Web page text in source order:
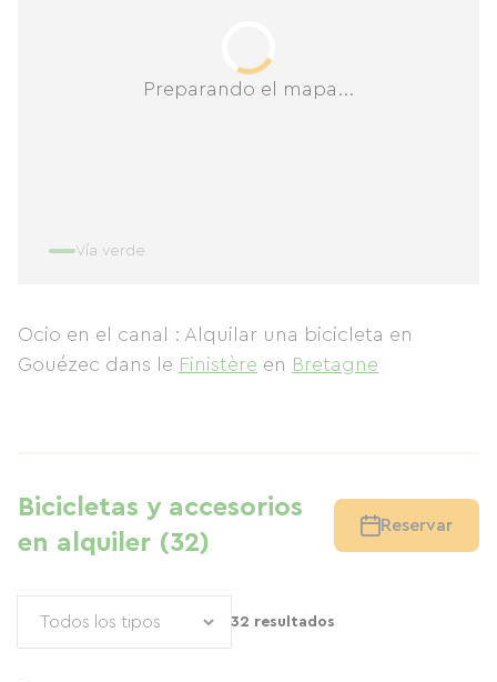
Preparando el mapa...
Vía verde
Ocio en el canal : Alquilar una bicicleta en
Gouézec dans le Finistère en Bretagne
Bicicletas y accesorios
en alquiler (32)
Reservar
32 resultados